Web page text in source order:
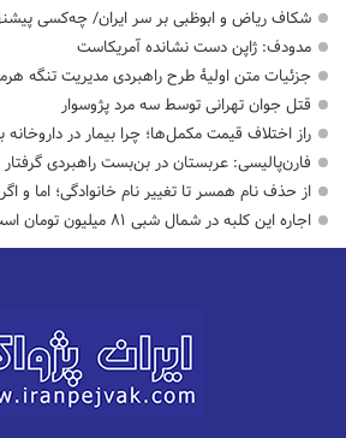
شکاف ریاض و ابوظبی بر سر ایران/ چه‌کسی
مدودف: ژاپن دست نشانده آمریکاست
جزئیات متن اولیۀ طرح راهبردی مدیریت تنگه
قتل جوان تهرانی توسط سه مرد پژوسوار
راز اختلاف قیمت مکمل‌ها؛ چرا بیمار در
فارن‌پالیسی: عربستان در بن‌بست راهبردی
از حذف نام همسر تا تغییر نام خانوادگی؛ اما و
اجاره این کلبه در شمال شبی ۸۱ میلیون تومان است